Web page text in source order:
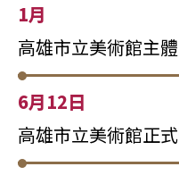
1月
高雄市立美術館主
6月12日
高雄市立美術館正